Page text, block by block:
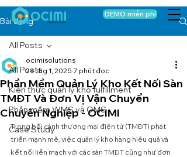
DEMO miễn phí
Bài đăng
All Posts
Kiến thức quản lý kho fulfillment
Phần mềm WMS và OMS
Case Study
All Posts
Phần Mềm Quản Lý Kho Kết Nối Sàn
TMĐT Và Đơn Vị Vận Chuyển
Chuyên Nghiệp - OCIMI
ocimisolutions
24 thg 1, 2025 7 phút đọc
Trong bối cảnh thương mại điện tử (TMĐT) phát
triển mạnh mẽ, việc quản lý kho hàng hiệu quả và
kết nối liền mạch với các sàn TMĐT cũng như đơn